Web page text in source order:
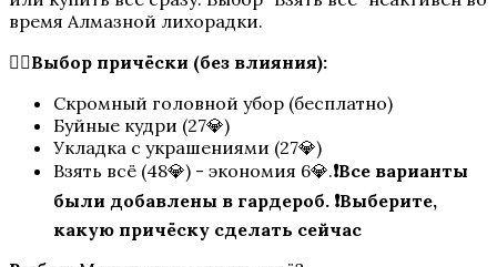
Сердце Треспии
время Алмазной лихорадки.
💇‍♀️Выбор причёски (без влияния):
Скромный головной убор (бесплатно)
Буйные кудри (27💎)
Укладка с украшениями (27💎)
Взять всё (48💎) - экономия 6💎.❗Все варианты
были добавлены в гардероб. ❗Выберите,
какую причёску сделать сейчас